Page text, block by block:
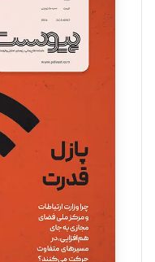
تحریریه
مینا پاکدل
یسنا امان‌پور
تحریریه
ملینا جعفری
تحریریه